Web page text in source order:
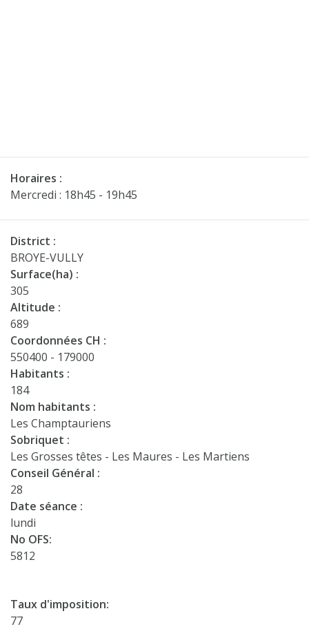
Horaires :
Mercredi : 18h45 - 19h45
District :
BROYE-VULLY
Surface(ha) :
305
Altitude :
689
Coordonnées CH :
550400 - 179000
Habitants :
184
Nom habitants :
Les Champtauriens
Sobriquet :
Les Grosses têtes - Les Maures - Les Martiens
Conseil Général :
28
Date séance :
lundi
No OFS:
5812
Taux d'imposition:
77